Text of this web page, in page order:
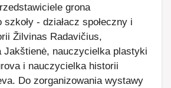
grona
- działacz społeczny i
Žilvinas Radavičius,
Jakštienė, nauczycielka plastyki
i nauczycielka historii
Do zorganizowania wystawy